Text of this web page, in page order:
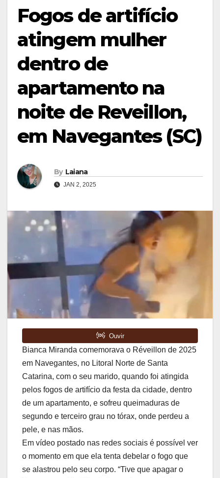
Fogos de artifício
atingem mulher
dentro de
apartamento na
noite de Reveillon,
em Navegantes (SC)
By Laiana
JAN 2, 2025
Bianca Miranda comemorava o Réveillon de 2025
em Navegantes, no Litoral Norte de Santa
Catarina, com o seu marido, quando foi atingida
pelos fogos de artifício da festa da cidade, dentro
de um apartamento, e sofreu queimaduras de
segundo e terceiro grau no tórax, onde perdeu a
pele, e nas mãos.
Em vídeo postado nas redes sociais é possível ver
o momento em que ela tenta debelar o fogo que
se alastrou pelo seu corpo. “Tive que apagar o